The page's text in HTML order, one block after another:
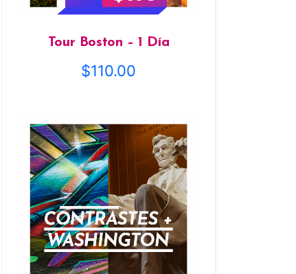
Tour Boston – 1 Día
$110.00